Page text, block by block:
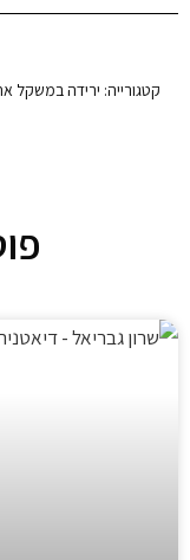
קטגורייה: ירידה במשקל